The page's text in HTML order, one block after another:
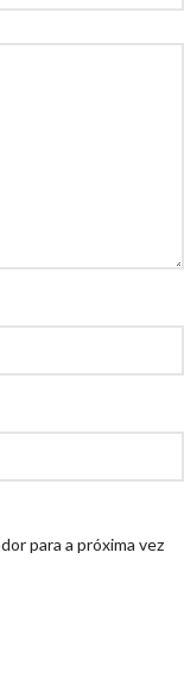
para a próxima vez